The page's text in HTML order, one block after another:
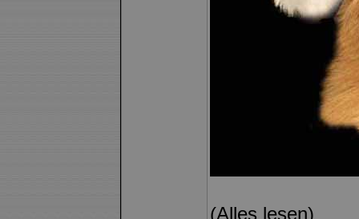
(Alles lesen)